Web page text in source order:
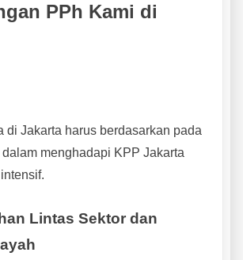
PPh Kami di
di Jakarta harus berdasarkan pada
menghadapi KPP Jakarta
Lintas Sektor dan